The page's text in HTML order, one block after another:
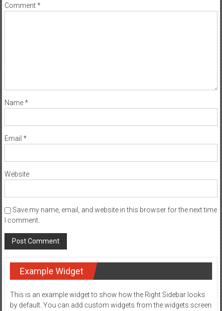
Comment*
Name*
Email *
Website
Save my name, email, and website in this browser for the next time
I comment.
Example Widget
This is an example widget to show how the Right Sidebar looks
by default. You can add custom widgets from the widgets screen